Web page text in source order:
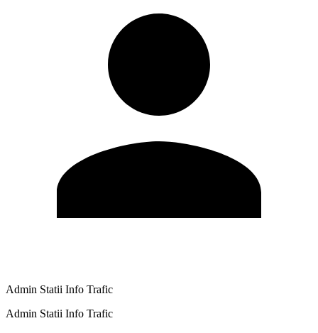
Admin Statii Info Trafic
Admin Statii Info Trafic